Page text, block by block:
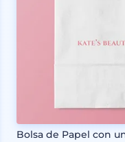
Bolsa de Papel con